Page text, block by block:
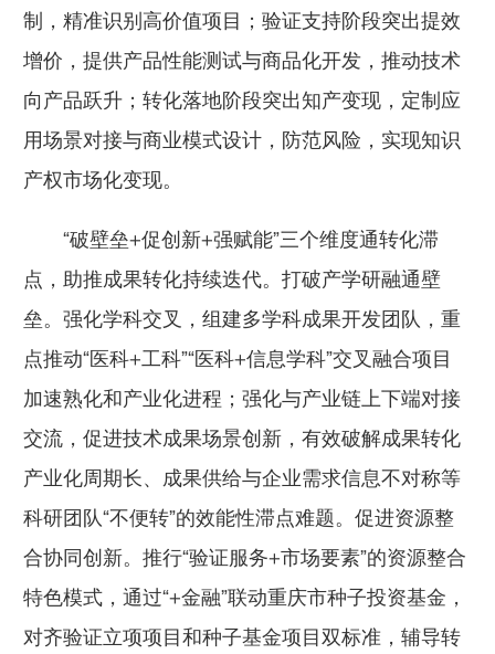
制，精准识别高价值项目；验证支持阶段突出提效
增价，提供产品性能测试与商品化开发，推动技术
向产品跃升；转化落地阶段突出知产变现，定制应
用场景对接与商业模式设计，防范风险，实现知识
产权市场化变现。
“破壁垒+促创新+强赋能”三个维度通转化滞
点，助推成果转化持续迭代。打破产学研融通壁
垒。强化学科交叉，组建多学科成果开发团队，重
点推动“医科+工科”“医科+信息学科”交叉融合项目
加速熟化和产业化进程；强化与产业链上下端对接
交流，促进技术成果场景创新，有效破解成果转化
产业化周期长、成果供给与企业需求信息不对称等
科研团队“不便转”的效能性滞点难题。促进资源整
合协同创新。推行“验证服务+市场要素”的资源整合
特色模式，通过“+金融”联动重庆市种子投资基金，
对齐验证立项项目和种子基金项目双标准，辅导转